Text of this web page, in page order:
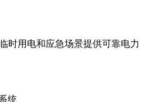
时用电和应急场景提供可靠电力